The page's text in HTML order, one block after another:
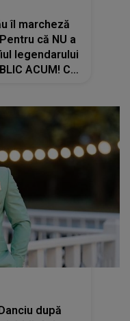
îl marcheză
că NU a
legendarului
ACUM! Ce
după